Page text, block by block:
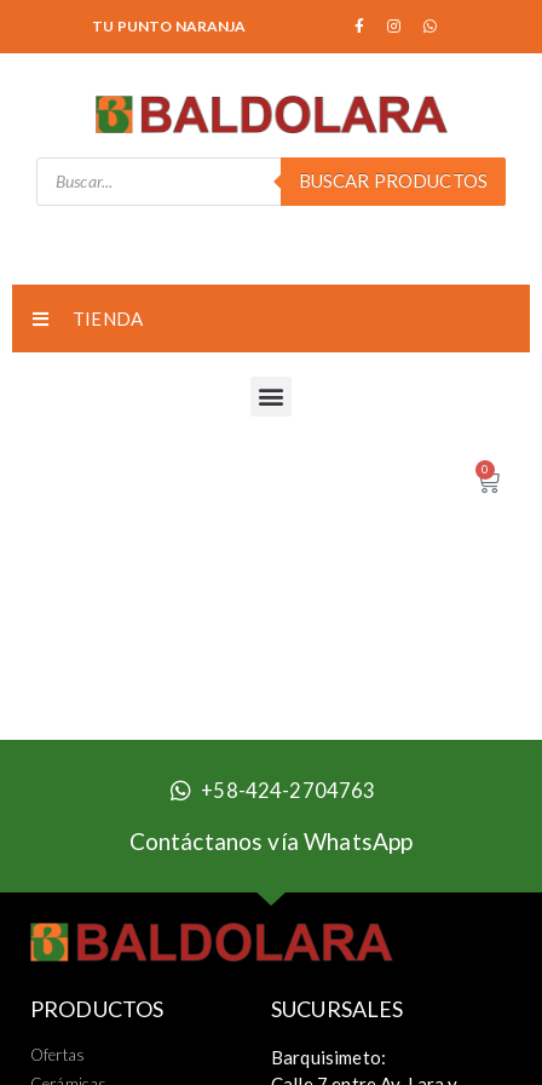
TU PUNTO NARANJA
BUSCAR PRODUCTOS
TIENDA
0
+58-424-2704763
Contáctanos vía WhatsApp
PRODUCTOS
Ofertas
SUCURSALES
Barquisimeto: